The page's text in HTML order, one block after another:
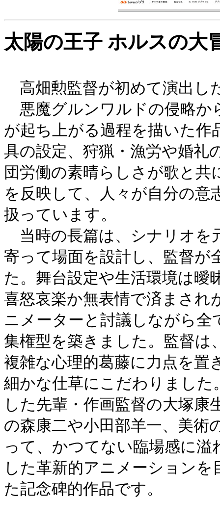
太陽の王子 ホルスの大
高畑勲監督が初めて演出し
悪魔グルンワルドの侵略か
が起ち上がる過程を描いた作
具の設定、狩猟・漁労や婚礼
団労働の素晴らしさが歌と
を反映して、人々が自分の
扱っています。
当時の長篇は、シナリオを
寄って場面を設計し、監督が
た。舞台設定や生活環境は曖
喜怒哀楽か無表情で済まされ
ニメーターと討議しながら
集権型を築きました。監督は
複雑な心理的葛藤に力点を置
細かな仕草にこだわりました
した先輩・作画監督の大塚康
の森康二や小田部羊一、美術
って、かつてない臨場感に
した革新的アニメーション
た記念碑的作品です。